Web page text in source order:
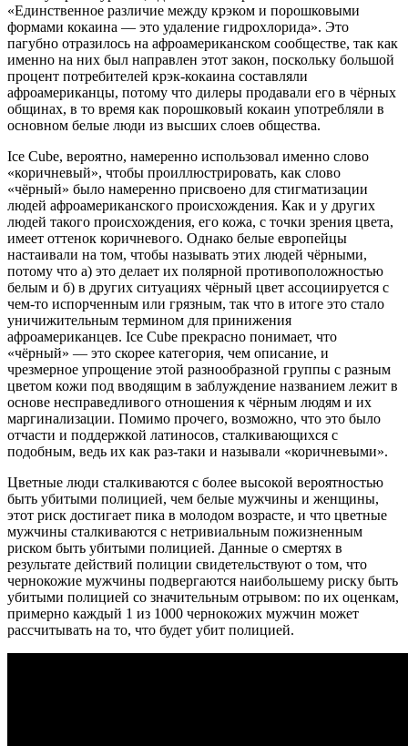
«Единственное различие между крэком и порошковыми
формами кокаина — это удаление гидрохлорида». Это
пагубно отразилось на афроамериканском сообществе, так как
именно на них был направлен этот закон, поскольку большой
процент потребителей крэк-кокаина составляли
афроамериканцы, потому что дилеры продавали его в чёрных
общинах, в то время как порошковый кокаин употребляли в
основном белые люди из высших слоев общества.
Ice Cube, вероятно, намеренно использовал именно слово
«коричневый», чтобы проиллюстрировать, как слово
«чёрный» было намеренно присвоено для стигматизации
людей афроамериканского происхождения. Как и у других
людей такого происхождения, его кожа, с точки зрения цвета,
имеет оттенок коричневого. Однако белые европейцы
настаивали на том, чтобы называть этих людей чёрными,
потому что а) это делает их полярной противоположностью
белым и б) в других ситуациях чёрный цвет ассоциируется с
чем-то испорченным или грязным, так что в итоге это стало
уничижительным термином для принижения
афроамериканцев. Ice Cube прекрасно понимает, что
«чёрный» — это скорее категория, чем описание, и
чрезмерное упрощение этой разнообразной группы с разным
цветом кожи под вводящим в заблуждение названием лежит в
основе несправедливого отношения к чёрным людям и их
маргинализации. Помимо прочего, возможно, что это было
отчасти и поддержкой латиносов, сталкивающихся с
подобным, ведь их как раз-таки и называли «коричневыми».
Цветные люди сталкиваются с более высокой вероятностью
быть убитыми полицией, чем белые мужчины и женщины,
этот риск достигает пика в молодом возрасте, и что цветные
мужчины сталкиваются с нетривиальным пожизненным
риском быть убитыми полицией. Данные о смертях в
результате действий полиции свидетельствуют о том, что
чернокожие мужчины подвергаются наибольшему риску быть
убитыми полицией со значительным отрывом: по их оценкам,
примерно каждый 1 из 1000 чернокожих мужчин может
рассчитывать на то, что будет убит полицией.